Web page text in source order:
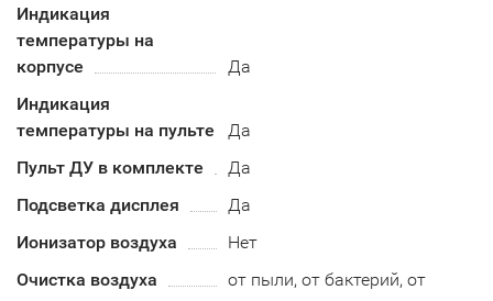
Индикация
температуры на
корпусе
Да
Индикация
температуры на пульте
Да
Пульт ДУ в комплекте
Да
Подсветка дисплея
Да
Ионизатор воздуха
Нет
Очистка воздуха
от пыли, от бактерий, от